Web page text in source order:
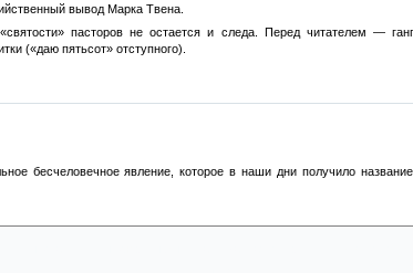
вывод Марка Твена.
пасторов не остается и следа. Перед читателем —
(«даю пятьсот» отступного).
бесчеловечное явление, которое в наши дни получило